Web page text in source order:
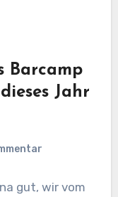
Barcamp
Jahr
gut, wir vom